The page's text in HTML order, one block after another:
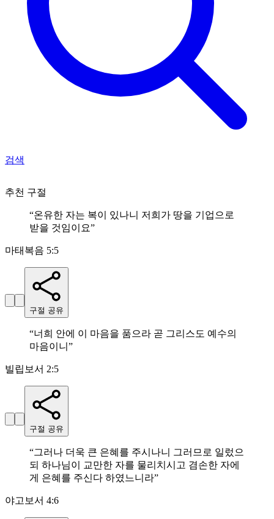
검색
추천 구절
“온유한 자는 복이 있나니 저희가 땅을 기업으로
받을 것임이요”
마태복음 5:5
구절 공유
“너희 안에 이 마음을 품으라 곧 그리스도 예수의
마음이니 ”
빌립보서 2:5
구절 공유
“그러나 더욱 큰 은혜를 주시나니 그러므로 일렀으
되 하나님이 교만한 자를 물리치시고 겸손한 자에
게 은혜를 주신다 하였느니라”
야고보서 4:6